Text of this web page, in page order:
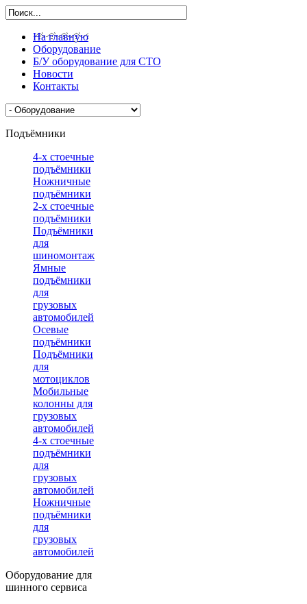
На главную
Оборудование
Б/У оборудование для СТО
Новости
Контакты
Подъёмники
4-х стоечные
подъёмники
Ножничные
подъёмники
2-х стоечные
подъёмники
Подъёмники
для
шиномонтажа
Ямные
подъёмники
для
грузовых
автомобилей
Осевые
подъёмники
Подъёмники
для
мотоциклов
Мобильные
колонны для
грузовых
автомобилей
4-х стоечные
подъёмники
для
грузовых
автомобилей
Ножничные
подъёмники
для
грузовых
автомобилей
Оборудование для
шинного сервиса